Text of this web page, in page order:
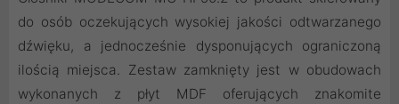
do osób oczekujących wysokiej jakości odtwarzanego
dźwięku, a jednocześnie dysponujących ograniczoną
ilością miejsca. Zestaw zamknięty jest w obudowach
wykonanych z płyt MDF oferujących znakomite